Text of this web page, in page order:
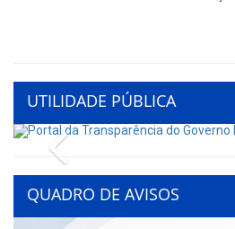
UTILIDADE PÚBLICA
Previous
QUADRO DE AVISOS